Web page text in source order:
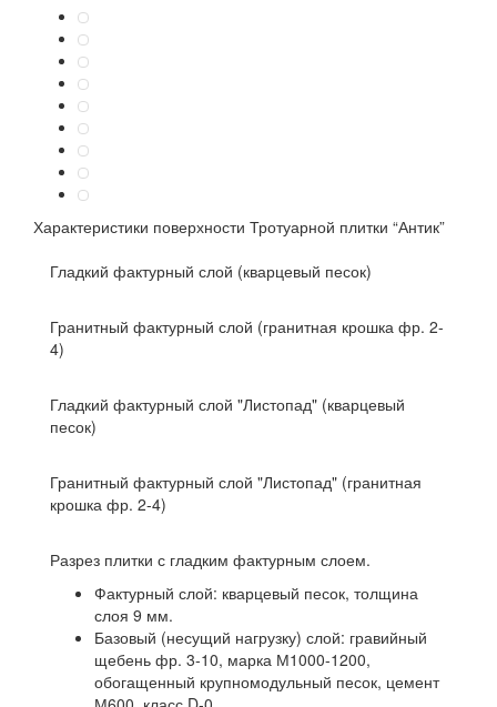
Характеристики поверхности Тротуарной плитки “Антик”
Гладкий фактурный слой (кварцевый песок)
Гранитный фактурный слой (гранитная крошка фр. 2-
4)
Гладкий фактурный слой "Листопад" (кварцевый
песок)
Гранитный фактурный слой "Листопад" (гранитная
крошка фр. 2-4)
Разрез плитки с гладким фактурным слоем.
Фактурный слой: кварцевый песок, толщина
слоя 9 мм.
Базовый (несущий нагрузку) слой: гравийный
щебень фр. 3-10, марка М1000-1200,
обогащенный крупномодульный песок, цемент